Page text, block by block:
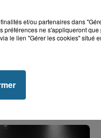
l'Audomarois
et/ou partenaires dans
préférences ne s'appliqueront que
le lien "Gérer les cookies" situé